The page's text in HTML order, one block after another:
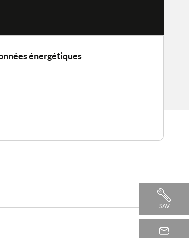
SAV
énergétiques